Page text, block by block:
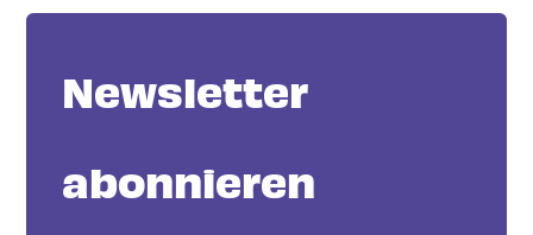
Newsletter
abonnieren